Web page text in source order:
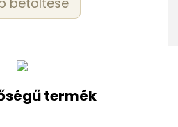
termék